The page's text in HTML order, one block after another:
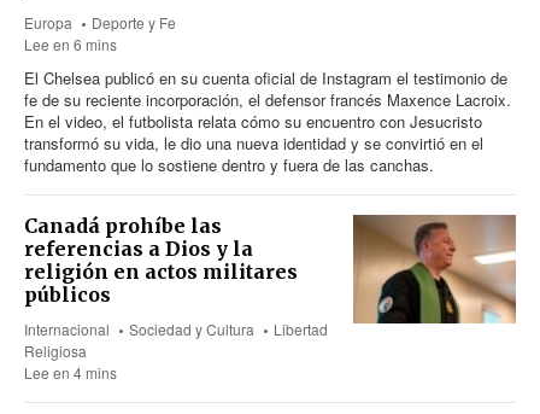
Europa
Deporte y Fe
Lee en 6 mins
El Chelsea publicó en su cuenta oficial de Instagram el testimonio de
fe de su reciente incorporación, el defensor francés Maxence Lacroix.
En el video, el futbolista relata cómo su encuentro con Jesucristo
transformó su vida, le dio una nueva identidad y se convirtió en el
fundamento que lo sostiene dentro y fuera de las canchas.
Canadá prohíbe las
referencias a Dios y la
religión en actos militares
públicos
Internacional Sociedad y Cultura
Libertad
Religiosa
Lee en 4 mins